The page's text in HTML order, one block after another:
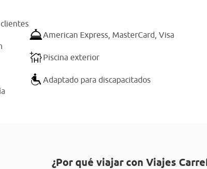
American Express, MasterCard, Visa
Piscina exterior
Adaptado para discapacitados
¿Por qué viajar con Viajes